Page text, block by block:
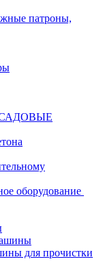
патроны,
оборудование
для прочистки